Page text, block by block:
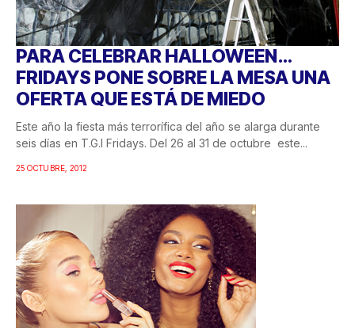
PARA CELEBRAR HALLOWEEN…
FRIDAYS PONE SOBRE LA MESA UNA
OFERTA QUE ESTÁ DE MIEDO
Este año la fiesta más terrorífica del año se alarga durante
seis días en T.G.I Fridays. Del 26 al 31 de octubre este...
25 OCTUBRE, 2012